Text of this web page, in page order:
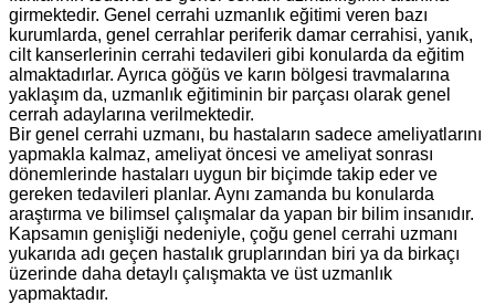
girmektedir. Genel cerrahi uzmanlık eğitimi veren bazı
kurumlarda, genel cerrahlar periferik damar cerrahisi, yanık,
cilt kanserlerinin cerrahi tedavileri gibi konularda da eğitim
almaktadırlar. Ayrıca göğüs ve karın bölgesi travmalarına
yaklaşım da, uzmanlık eğitiminin bir parçası olarak genel
cerrah adaylarına verilmektedir.
Bir genel cerrahi uzmanı, bu hastaların sadece ameliyatlarını
yapmakla kalmaz, ameliyat öncesi ve ameliyat sonrası
dönemlerinde hastaları uygun bir biçimde takip eder ve
gereken tedavileri planlar. Aynı zamanda bu konularda
araştırma ve bilimsel çalışmalar da yapan bir bilim insanıdır.
Kapsamın genişliği nedeniyle, çoğu genel cerrahi uzmanı
yukarıda adı geçen hastalık gruplarından biri ya da birkaçı
üzerinde daha detaylı çalışmakta ve üst uzmanlık
yapmaktadır.